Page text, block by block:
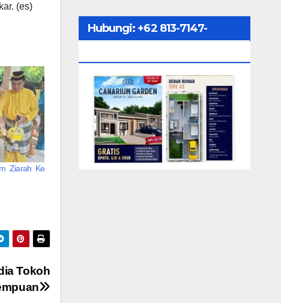
(es)
Ziarah Ke
Tokoh
Hubungi: ‪+62 813-7147-